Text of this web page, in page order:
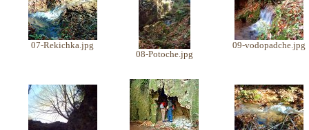
07-Rekichka.jpg
08-Potoche.jpg
09-vodopadche.jpg